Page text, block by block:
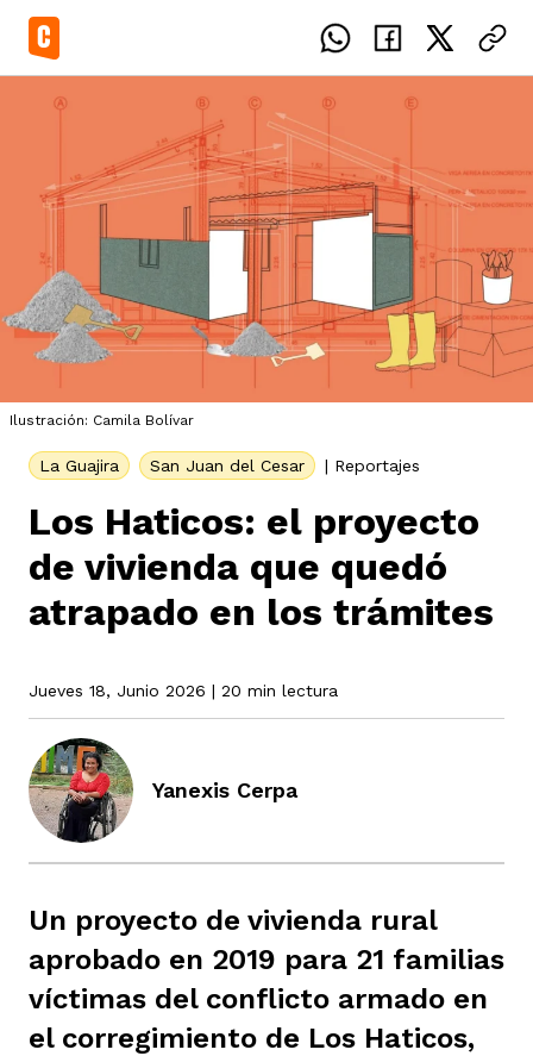
Ilustración: Camila Bolívar
La Guajira San Juan del Cesar | Reportajes
Los Haticos: el proyecto
de vivienda que quedó
atrapado en los trámites
Jueves 18, Junio 2026 | 20 min lectura
Yanexis Cerpa
Un proyecto de vivienda rural
aprobado en 2019 para 21 familias
víctimas del conflicto armado en
el corregimiento de Los Haticos,
del Caguán
del Cesar
de Atrato
étnicos
armado
país
Codazzi
de Atrato
Consonante
fórmula
principios
de estilo